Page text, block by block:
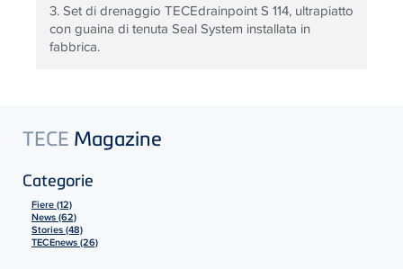
3. Set di drenaggio TECEdrainpoint S 114, ultrapiatto
con guaina di tenuta Seal System installata in
fabbrica.
TECE Magazine
Categorie
Fiere (12)
News (62)
Stories (48)
TECEnews (26)